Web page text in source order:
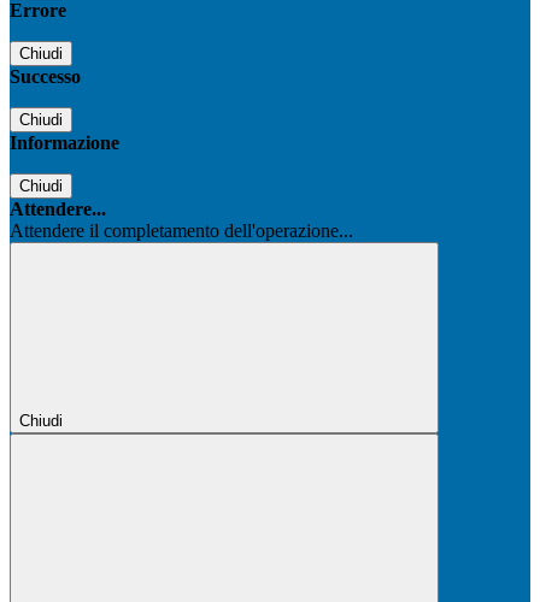
Errore
Chiudi
Successo
Chiudi
Informazione
Chiudi
Attendere...
Attendere il completamento dell'operazione...
Chiudi